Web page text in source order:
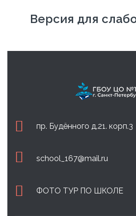
Версия для
пр. Будённого д.21. корп.3
school_167@mail.ru
ФОТО ТУР ПО ШКОЛЕ